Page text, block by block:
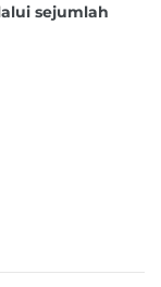
sejumlah